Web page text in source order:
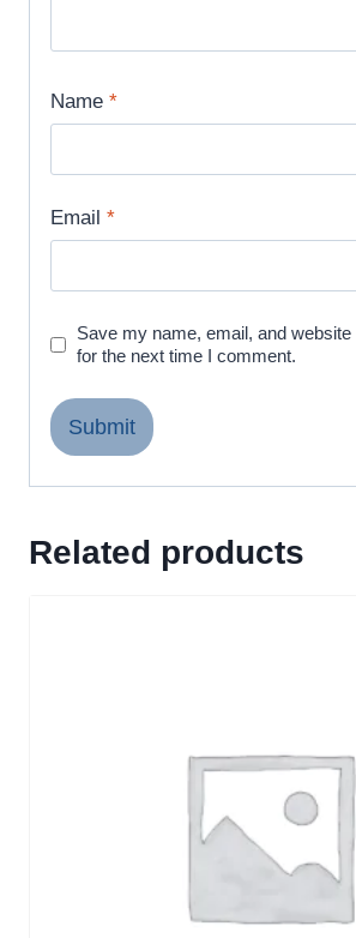
Name *
Email *
Save my name, email, and
for the next time I comment.
Related products